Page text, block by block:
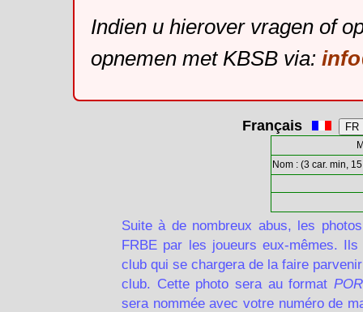
Indien u hierover vragen of
opnemen met KBSB via:
Français
Nom : (3 car. min,
Suite à de nombreux abus, les
FRBE par les joueurs eux-mêmes.
club qui se chargera de la faire
club. Cette photo sera au format
sera nommée avec votre numéro de